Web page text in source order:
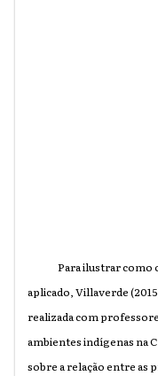
Para ilustrar como o
aplicado,Villaverde
realizada com
ambientes indígenas na
sobre a relação entre as